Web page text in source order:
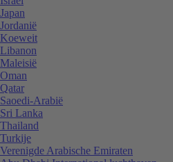
Japan
Jordanië
Koeweit
Libanon
Maleisië
Oman
Qatar
Saoedi-Arabië
Sri Lanka
Thailand
Turkije
Verenigde Arabische Emiraten